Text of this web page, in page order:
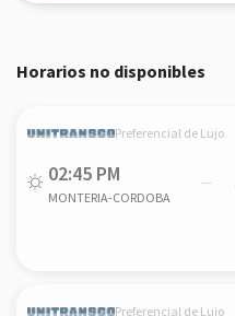
Horarios no disponibles
Preferencial de Lujo
02:45 PM
MONTERIA-CORDOBA
Preferencial de Lujo